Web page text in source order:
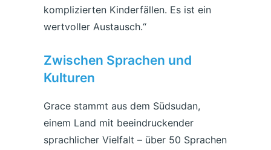
komplizierten Kinderfällen. Es ist ein
wertvoller Austausch.“
Zwischen Sprachen und
Kulturen
Grace stammt aus dem Südsudan,
einem Land mit beeindruckender
sprachlicher Vielfalt – über 50 Sprachen